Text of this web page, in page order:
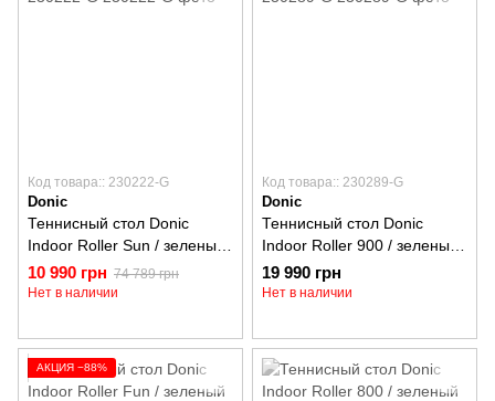
Код товара:: 230222-G
Donic
Теннисный стол Donic
Indoor Roller Sun / зеленый
230222-G
10 990 грн 74 789 грн
Нет в наличии
Код товара:: 230289-G
Donic
Теннисный стол Donic
Indoor Roller 900 / зеленый
230289-G
19 990 грн
Нет в наличии
АКЦИЯ −88%